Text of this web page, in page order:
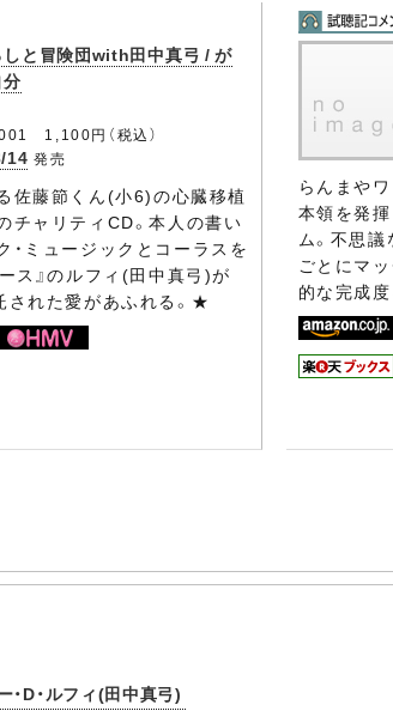
と冒険団with田中真弓 / が
1,100円（税込）
14 発売
佐藤節くん(小6)の心臓移植
チャリティCD。本人の書い
ミュージックとコーラスを
ス』のルフィ(田中真弓)が
された愛があふれる。★
らんまや
本領を発
ム。不思
ごとにマ
的な完成
D・ルフィ(田中真弓)